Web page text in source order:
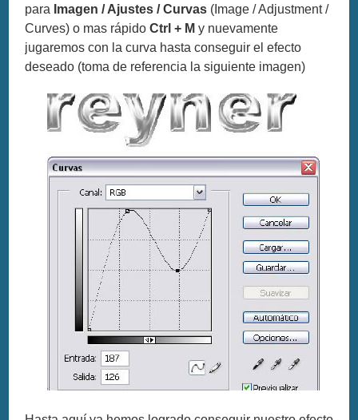
para Imagen / Ajustes / Curvas (Image / Adjustment /
Curves) o mas rápidoCtrl + M y nuevamente
jugaremos con la curva hasta conseguir el efecto
deseado (toma de referencia la siguiente imagen)